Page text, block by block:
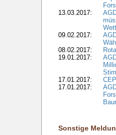
13.03.2017:
09.02.2017:
08.02.2017:
19.01.2017:
17.01.2017:
17.01.2017:
Sonstige